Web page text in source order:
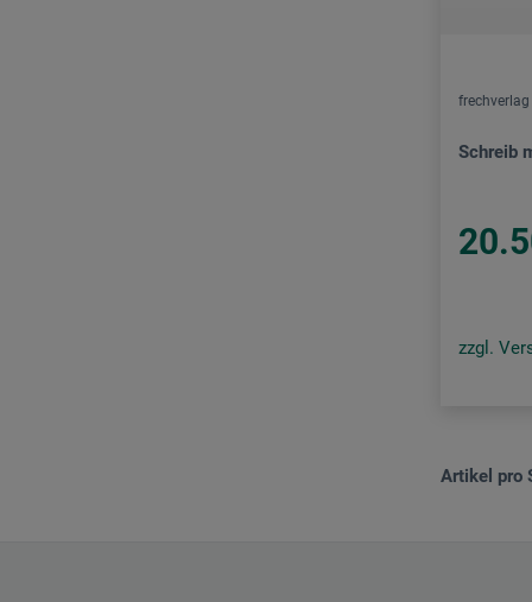
frechverlag
Schreib
zzgl.
Artikel pro